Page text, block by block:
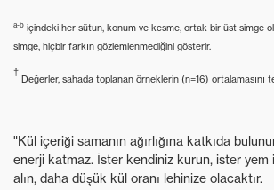
a-b içindeki her sütun, konum ve kesme, ortak bir üst simge
simge, hiçbir farkın gözlemlenmediğini gösterir.
†
Değerler, sahada toplanan örneklerin (n=16) ortalamasını
"Kül içeriği samanın ağırlığına katkıda
enerji katmaz. İster kendiniz kurun, ister yem
alın, daha düşük kül oranı lehinize olacaktır.